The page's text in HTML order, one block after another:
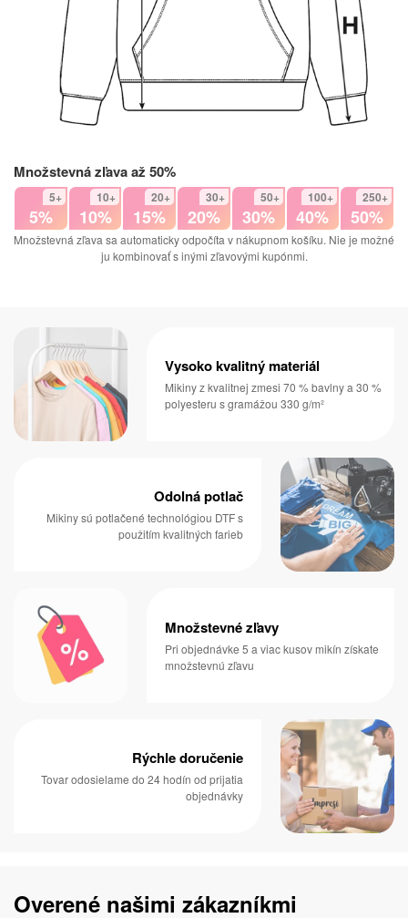
Množstevná zľava až 50%
5+
5%
10+
10%
20+
15%
30+
20%
50+
30%
100+
40%
250+
50%
Množstevná zľava sa automaticky odpočíta v nákupnom košíku. Nie je možné
ju kombinovať s inými zľavovými kupónmi.
Vysoko kvalitný materiál
Mikiny z kvalitnej zmesi 70 % bavlny a 30 %
polyesteru s gramážou 330 g/m²
Odolná potlač
Mikiny sú potlačené technológiou DTF s
použitím kvalitných farieb
Množstevné zľavy
Pri objednávke 5 a viac kusov mikín získate
množstevnú zľavu
Rýchle doručenie
Tovar odosielame do 24 hodín od prijatia
objednávky
Overené našimi zákazníkmi